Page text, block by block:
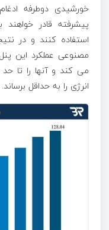
خورشیدی دوطرفه
پیشرفته قادر
استفاده کنند و در
مصنوعی عملکرد این
می ‌کند و آنها را تا
انرژی را به حداقل برساند.